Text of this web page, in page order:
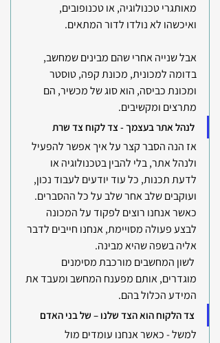
מאותגרי טכנולוגיה, או טכנופובים,
ואיכשהו לא נולדו לדור המתאים.
אבל שנייה אחרי שהם מבינים שמחשב,
בדומה למכונית, מכונת קפה, טוסטר
ומכונת כביסה, הוא סוג של מכשיר, הם
מתרצים ומקשיבים.
לנהל אתר בעצמך - צד לקוח צד שרת
אז הנה הסבר קצר על איך אפשר להפעיל
ולנהל אתר, בלי להבין בטכנולוגיה או
לדעת תכנות, כל עוד יודעים לעבוד נכון,
ועוקבים שלב אחר שלב על כל ההסברים.
כאשר אנחנו רוצים לפקוד על המכונה
לבצע פעולה מסויימת, אנחנו חייבים לדבר
אליה בשפה שהיא מבינה.
לשון המחשבים מורכבת מסימנים
מוגדרים, אותם מפענח המחשב ומעבד את
המידע הכלול בהם.
צד הלקוח הוא הצד שלנו – של בני האדם
למשל - כאשר אנחנו עומדים מול